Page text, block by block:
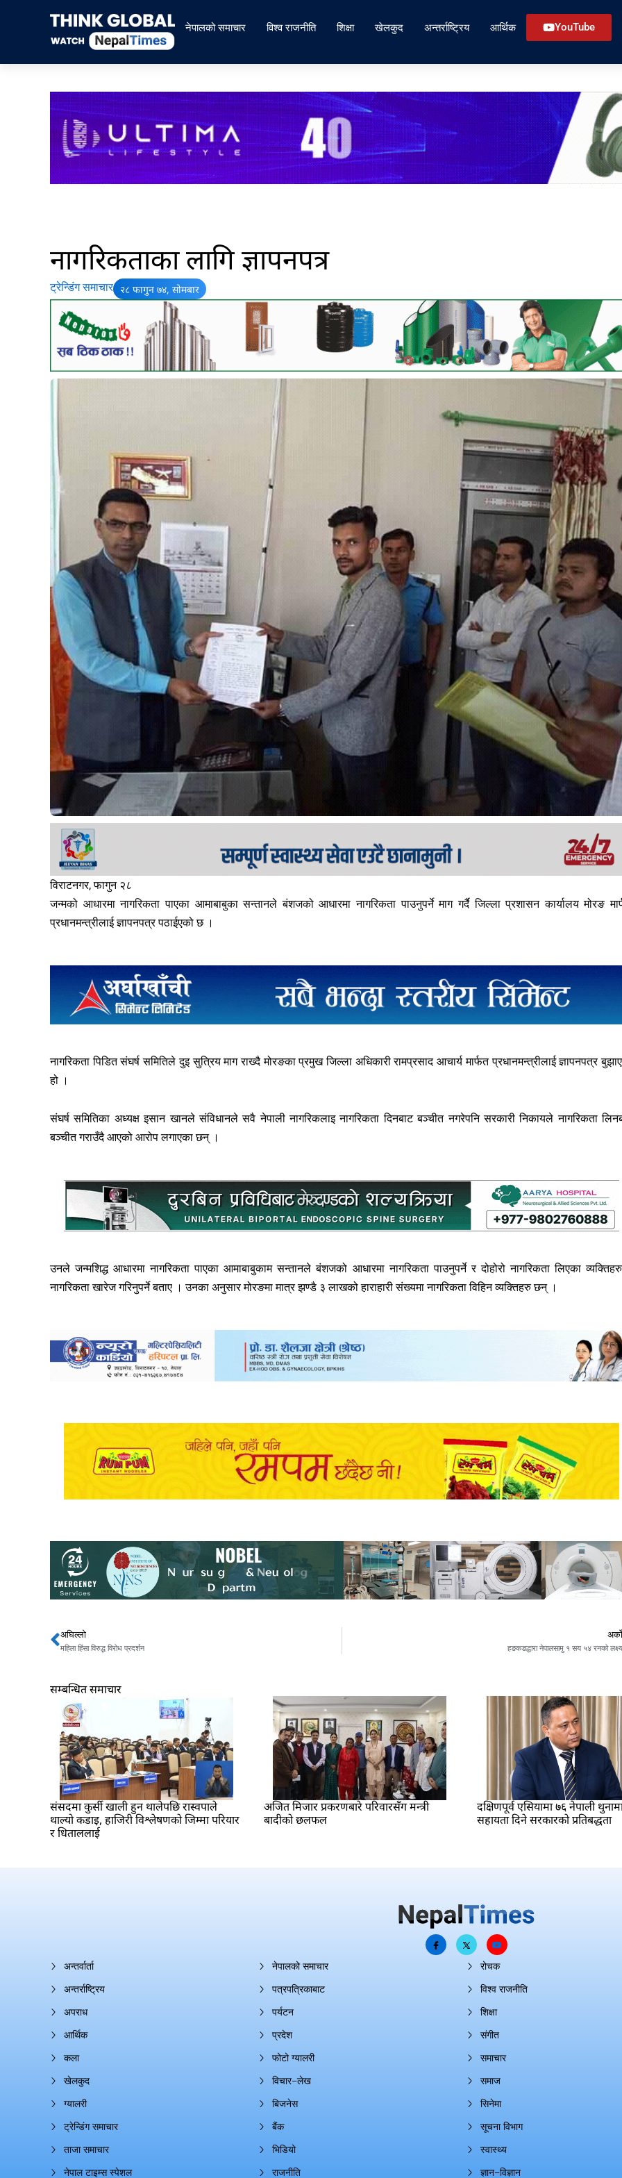
नेपालको समाचार विश्व राजनीति शिक्षा खेलकुद अन्तर्राष्ट्रिय आर्थिक YouTube
नागरिकताका लागि ज्ञापनपत्र
ट्रेन्डिंग समाचार २८ फागुन ७४, सोमबार
विराटनगर, फागुन २८
जन्मको आधारमा नागरिकता पाएका आमाबाबुका सन्तानले बंशजको आधारमा नागरिकता पाउनुपर्ने माग गर्दै जिल्ला प्रशासन कार्यालय मोरङ
प्रधानमन्त्रीलाई ज्ञापनपत्र पठाईएको छ ।
नागरिकता पिडित संघर्ष समितिले दुइ सुत्रिय माग राख्दै मोरङका प्रमुख जिल्ला अधिकारी रामप्रसाद आचार्य मार्फत प्रधानमन्त्रीलाई ज्ञापनपत्र
हो ।
संघर्ष समितिका अध्यक्ष इसान खानले संविधानले सवै नेपाली नागरिकलाइ नागरिकता दिनबाट बञ्चीत नगरेपनि सरकारी निकायले नागरिकता
बञ्चीत गराउँदै आएको आरोप लगाएका छन् ।
उनले जन्मशिद्ध आधारमा नागरिकता पाएका आमाबाबुकाम सन्तानले बंशजको आधारमा नागरिकता पाउनुपर्ने र दोहोरो नागरिकता लिएका
नागरिकता खारेज गरिनुपर्ने बताए । उनका अनुसार मोरङमा मात्र झण्डै ३ लाखको हाराहारी संख्यमा नागरिकता विहिन व्यक्तिहरु छन् ।
Prev
अघिल्लो
महिला हिंसा विरुद्ध विरोध प्रदर्शन
अर्को
हङकङद्धारा नेपालसामु १ सय ५४ रनको लक्ष्य
सम्बन्धित समाचार
संसदमा कुर्सी खाली हुन थालेपछि रास्वपाले
थाल्यो कडाइ, हाजिरी विश्लेषणको जिम्मा परियार
र धिताललाई
अजित मिजार प्रकरणबारे परिवारसँग मन्त्री
बादीको छलफल
दक्षिणपूर्व एसियामा ७६ नेपाली
सहायता दिने सरकारको प्रतिबद्धता
अन्तर्वार्ता
अन्तर्राष्ट्रिय
अपराध
आर्थिक
कला
खेलकुद
ग्यालरी
ट्रेन्डिंग समाचार
ताजा समाचार
नेपाल टाइम्स स्पेशल
नेपालको समाचार
पत्रपत्रिकाबाट
पर्यटन
प्रदेश
फोटो ग्यालरी
विचार–लेख
बिजनेस
बैंक
भिडियो
राजनीति
रोचक
विश्व राजनीति
शिक्षा
संगीत
समाचार
समाज
सिनेमा
सूचना विभाग
स्वास्थ्य
ज्ञान–विज्ञान